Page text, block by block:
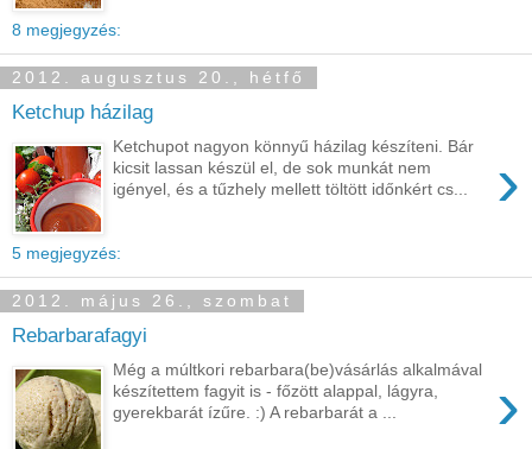
8 megjegyzés:
2012. augusztus 20., hétfő
Ketchup házilag
›
Ketchupot nagyon könnyű házilag készíteni. Bár
kicsit lassan készül el, de sok munkát nem
igényel, és a tűzhely mellett töltött időnkért cs...
5 megjegyzés:
2012. május 26., szombat
Rebarbarafagyi
›
Még a múltkori rebarbara(be)vásárlás alkalmával
készítettem fagyit is - főzött alappal, lágyra,
gyerekbarát ízűre. :) A rebarbarát a ...